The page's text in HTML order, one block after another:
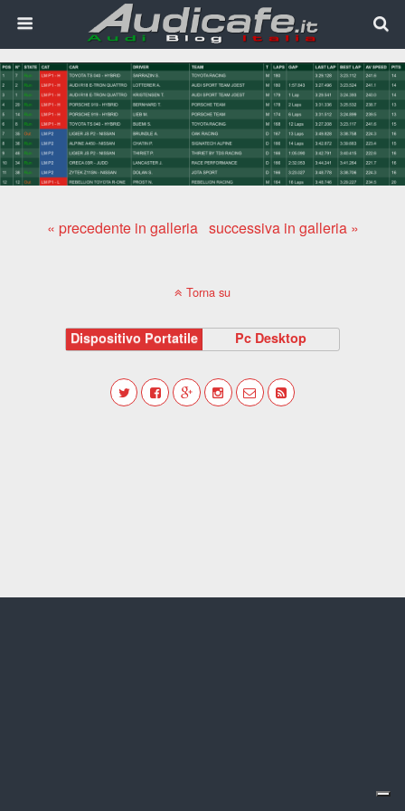
« precedente in galleria successiva in galleria »
Torna su
Dispositivo Portatile Pc Desktop